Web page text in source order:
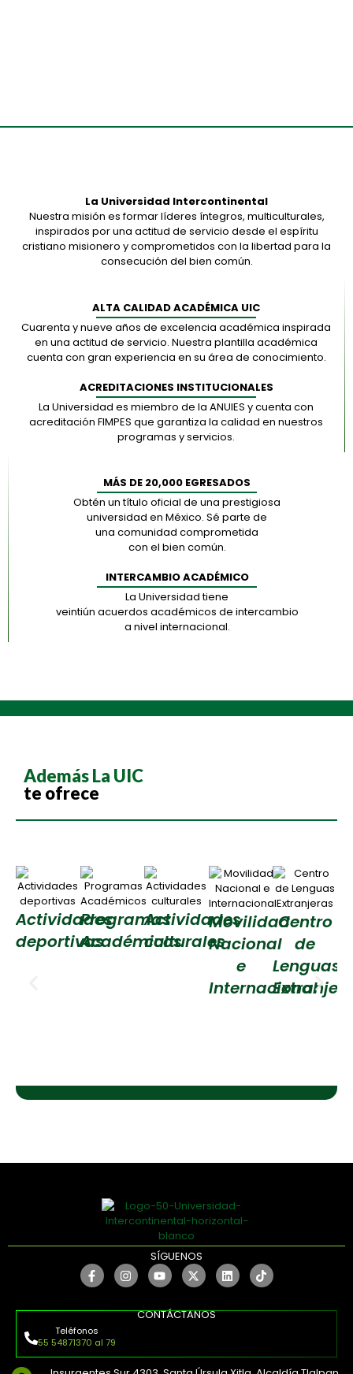
La Universidad Intercontinental
Nuestra misión es formar líderes íntegros, multiculturales,
inspirados por una actitud de servicio desde el espíritu
cristiano misionero y comprometidos con la libertad para la
consecución del bien común.
ALTA CALIDAD ACADÉMICA UIC
Cuarenta y nueve años de excelencia académica inspirada
en una actitud de servicio. Nuestra plantilla académica
cuenta con gran experiencia en su área de conocimiento.
ACREDITACIONES INSTITUCIONALES
La Universidad es miembro de la ANUIES y cuenta con
acreditación FIMPES que garantiza la calidad en nuestros
programas y servicios.
MÁS DE 20,000 EGRESADOS
Obtén un título oficial de una prestigiosa
universidad en México. Sé parte de
una comunidad comprometida
con el bien común.
INTERCAMBIO ACADÉMICO
La Universidad tiene
veintiún acuerdos académicos de intercambio
a nivel internacional.
Además La UIC
te ofrece
Actividades
deportivas
Programas
Académicos
Actividades
culturales
Movilidad
Nacional
e
Internacional
Centro
de
Lenguas
SÍGUENOS
CONTÁCTANOS
Teléfonos
55 54871370 al 79